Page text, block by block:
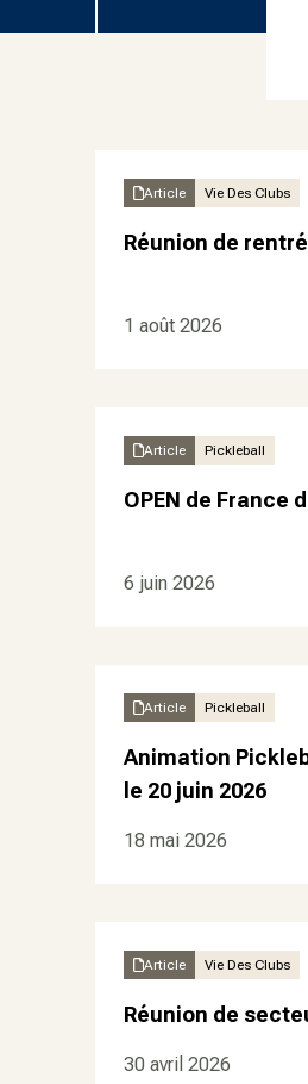
Article Vie Des Clubs
Réunion de
1 août 2026
Article Pickleball
OPEN de France
6 juin 2026
Article Pickleball
Animation
le 20 juin 2026
18 mai 2026
Article Vie Des Clubs
Réunion de
30 avril 2026